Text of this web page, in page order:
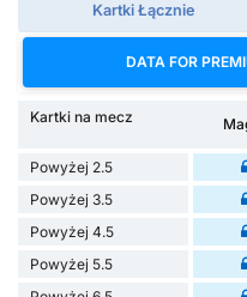
Kartki Łącznie
DATA FOR
Kartki na mecz
Powyżej 2.5
Powyżej 3.5
Powyżej 4.5
Powyżej 5.5